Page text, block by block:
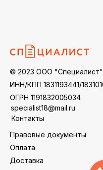
© 2023 ООО "Специалист"
ИНН/КПП 1831193441/
ОГРН 1191832005034
Оплата
Контакты
Правовые документы
Доставка
specialist18@mail.ru